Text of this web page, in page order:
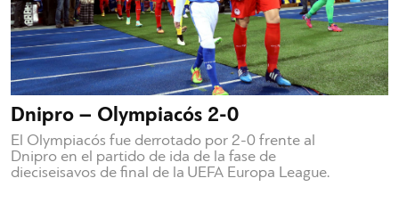
Dnipro – Olympiacós 2-0
El Olympiacós fue derrotado por 2-0 frente al
Dnipro en el partido de ida de la fase de
dieciseisavos de final de la UEFA Europa League.